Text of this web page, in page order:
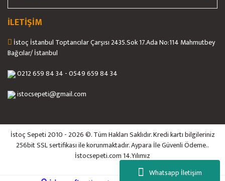
Whatsapp İletişim
İLETİŞİM
İstoç İstanbul Toptancılar Çarşısı 2435.Sok 17.Ada No:114 Mahmutbey
Bağcılar/ İstanbul
0212 659 84 34 - 0549 659 84 34
istocsepeti@gmail.com
İstoç Sepeti 2010 - 2026 ©. Tüm Hakları Saklıdır. Kredi kartı bilgileriniz
256bit SSL sertifikası ile korunmaktadır. Aypara İle Güvenli Ödeme..
İstocsepeti.com 14.Yılımız